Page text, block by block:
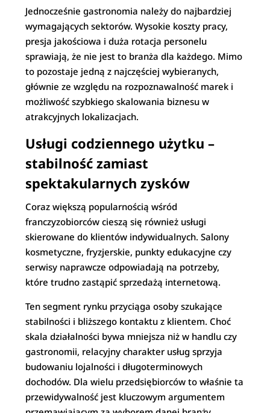
Jednocześnie gastronomia należy do najbardziej
wymagających sektorów. Wysokie koszty pracy,
presja jakościowa i duża rotacja personelu
sprawiają, że nie jest to branża dla każdego. Mimo
to pozostaje jedną z najczęściej wybieranych,
głównie ze względu na rozpoznawalność marek i
możliwość szybkiego skalowania biznesu w
atrakcyjnych lokalizacjach.
Usługi codziennego użytku –
stabilność zamiast
spektakularnych zysków
Coraz większą popularnością wśród
franczyzobiorców cieszą się również usługi
skierowane do klientów indywidualnych. Salony
kosmetyczne, fryzjerskie, punkty edukacyjne czy
serwisy naprawcze odpowiadają na potrzeby,
które trudno zastąpić sprzedażą internetową.
Ten segment rynku przyciąga osoby szukające
stabilności i bliższego kontaktu z klientem. Choć
skala działalności bywa mniejsza niż w handlu czy
gastronomii, relacyjny charakter usług sprzyja
budowaniu lojalności i długoterminowych
dochodów. Dla wielu przedsiębiorców to właśnie ta
przewidywalność jest kluczowym argumentem